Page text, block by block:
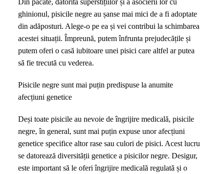
Din păcate, datorită superstițiilor și a asocierii lor cu
ghinionul, pisicile negre au șanse mai mici de a fi adoptate
din adăposturi. Alege-o pe ea și vei contribui la schimbarea
acestei situații. Împreună, putem înfrunta prejudecățile și
putem oferi o casă iubitoare unei pisici care altfel ar putea
să fie trecută cu vederea.
Pisicile negre sunt mai puțin predispuse la anumite
afecțiuni genetice
Deși toate pisicile au nevoie de îngrijire medicală, pisicile
negre, în general, sunt mai puțin expuse unor afecțiuni
genetice specifice altor rase sau culori de pisici. Acest lucru
se datorează diversității genetice a pisicilor negre. Desigur,
este important să le oferi îngrijire medicală regulată și o